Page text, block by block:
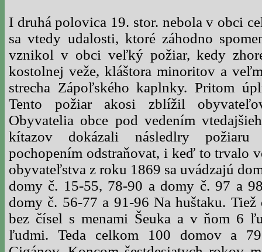
I druhá polovica 19. stor. nebola v obci
sa vtedy udalosti, ktoré záhodno
vznikol v obci veľký požiar, kedy
kostolnej veže, kláštora minoritov a
strecha Zápoľského kaplnky. Pritom
Tento požiar akosi zblížil
Obyvatelia obce pod vedením
kítazov dokázali následlry
pochopením odstraňovat, i keď to trvalo
obyvateľstva z roku 1869 sa uvádzajú
domy č. 15-55, 78-90 a domy č. 97 a
domy č. 56-77 a 91-96 Na huštaku.
bez čísel s menami Šeuka a v ňom 6
ľudmi. Teda celkom 100 domov a